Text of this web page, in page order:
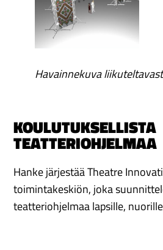
Havainnekuva
KOULUTUKSELLISTA
TEATTERIOHJELMAA
Hanke järjestää Theatre
toimintakeskiön, joka
teatteriohjelmaa lapsille,